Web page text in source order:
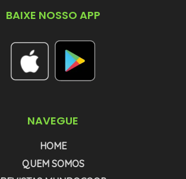
BAIXE NOSSO APP
NAVEGUE
HOME
QUEM SOMOS